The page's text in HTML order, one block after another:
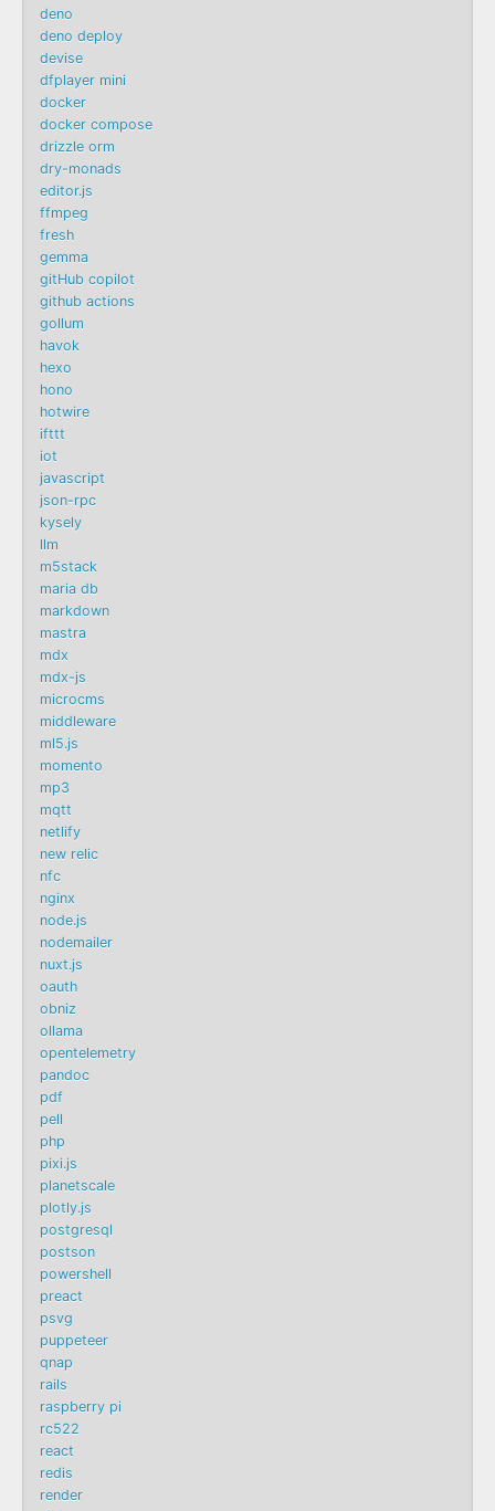
deno
deno deploy
devise
dfplayer mini
docker
docker compose
drizzle orm
dry-monads
editor.js
ffmpeg
fresh
gemma
gitHub copilot
github actions
gollum
havok
hexo
hono
hotwire
ifttt
iot
javascript
json-rpc
kysely
llm
m5stack
maria db
markdown
mastra
mdx
mdx-js
microcms
middleware
ml5.js
momento
mp3
mqtt
netlify
new relic
nfc
nginx
node.js
nodemailer
nuxt.js
oauth
obniz
ollama
opentelemetry
pandoc
pdf
pell
php
pixi.js
planetscale
plotly.js
postgresql
postson
powershell
preact
psvg
puppeteer
qnap
rails
raspberry pi
rc522
react
redis
render